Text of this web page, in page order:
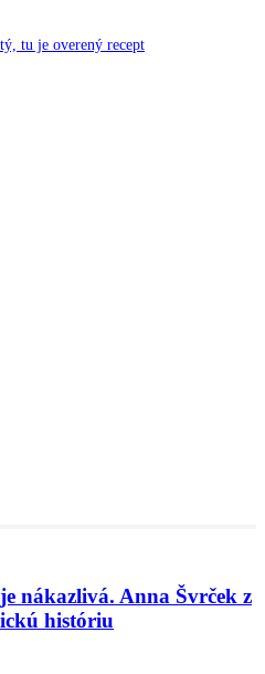
tu je overený recept
nákazlivá. Anna Švrček z
históriu